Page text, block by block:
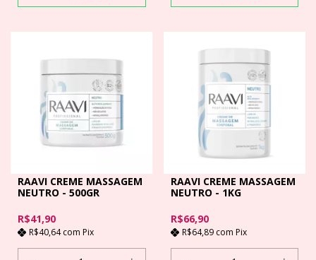
RAAVI CREME MASSAGEM
NEUTRO - 500GR
R$41,90
R$40,64com Pix
RAAVI CREME MASSAGEM
NEUTRO - 1KG
R$66,90
R$64,89 com Pix